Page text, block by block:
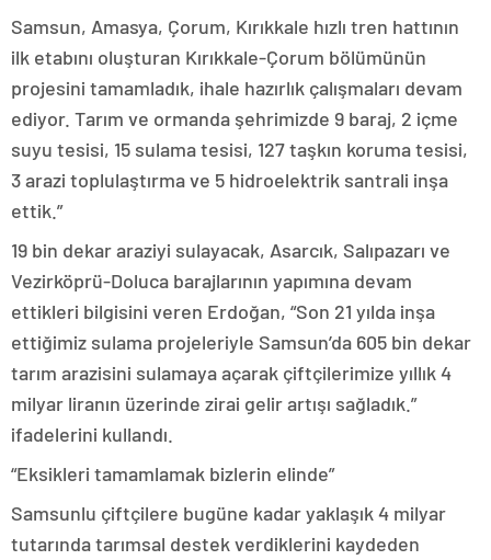
Samsun, Amasya, Çorum, Kırıkkale hızlı tren hattının
ilk etabını oluşturan Kırıkkale-Çorum bölümünün
projesini tamamladık, ihale hazırlık çalışmaları devam
ediyor. Tarım ve ormanda şehrimizde 9 baraj, 2 içme
suyu tesisi, 15 sulama tesisi, 127 taşkın koruma tesisi,
3 arazi toplulaştırma ve 5 hidroelektrik santrali inşa
ettik.”
19 bin dekar araziyi sulayacak, Asarcık, Salıpazarı ve
Vezirköprü-Doluca barajlarının yapımına devam
ettikleri bilgisini veren Erdoğan, “Son 21 yılda inşa
ettiğimiz sulama projeleriyle Samsun’da 605 bin dekar
tarım arazisini sulamaya açarak çiftçilerimize yıllık 4
milyar liranın üzerinde zirai gelir artışı sağladık.”
ifadelerini kullandı.
“Eksikleri tamamlamak bizlerin elinde”
Samsunlu çiftçilere bugüne kadar yaklaşık 4 milyar
tutarında tarımsal destek verdiklerini kaydeden